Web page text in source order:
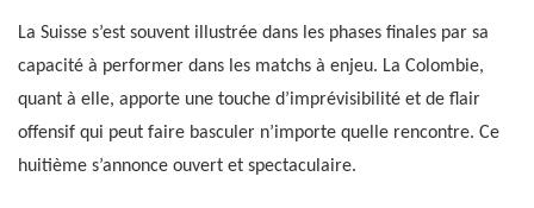
La Suisse s’est souvent illustrée dans les phases finales par sa
capacité à performer dans les matchs à enjeu. La Colombie,
quant à elle, apporte une touche d’imprévisibilité et de flair
offensif qui peut faire basculer n’importe quelle rencontre. Ce
huitième s’annonce ouvert et spectaculaire.